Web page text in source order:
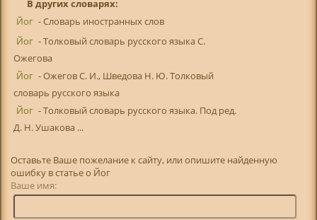
В других словарях:
Йог - Словарь иностранных слов
Йог - Толковый словарь русского языка С.
Ожегова
Йог - Ожегов С. И., Шведова Н. Ю. Толковый
словарь русского языка
Йог - Толковый словарь русского языка. Под ред.
Д. Н. Ушакова ...
Оставьте Ваше пожелание к сайту, или опишите найденную
ошибку в статье о Йог
Ваше имя: